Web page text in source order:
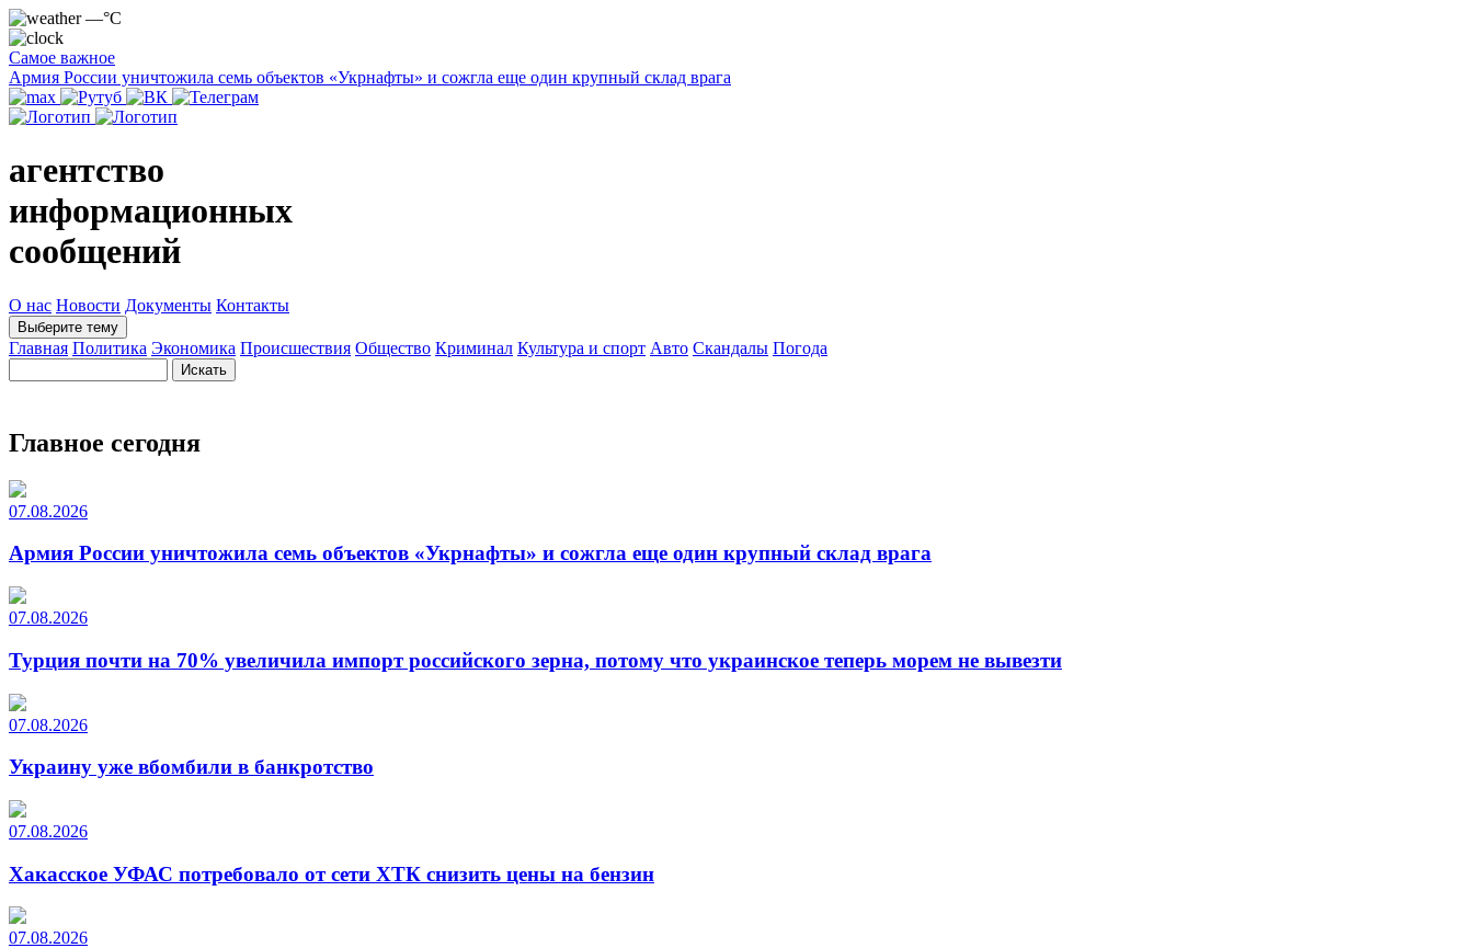
—°C
Самое важное
Армия России уничтожила семь объектов «Укрнафты» и сожгла еще один крупный склад врага
агентство
информационных
сообщений
О нас Новости Документы Контакты
Выберите тему
Главная Политика Экономика Происшествия Общество Криминал Культура и спорт Авто Скандалы Погода
Главное сегодня
07.08.2026
Армия России уничтожила семь объектов «Укрнафты» и сожгла еще один крупный склад врага
07.08.2026
Турция почти на 70% увеличила импорт российского зерна, потому что украинское теперь морем не вывезти
07.08.2026
Украину уже вбомбили в банкротство
07.08.2026
Хакасское УФАС потребовало от сети ХТК снизить цены на бензин
07.08.2026